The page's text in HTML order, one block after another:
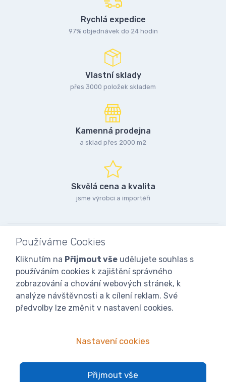
Rychlá expedice
97% objednávek do 24 hodin
Vlastní sklady
přes 3000 položek skladem
Kamenná prodejna
a sklad přes 2000 m2
Skvělá cena a kvalita
jsme výrobci a importéři
fanoušky: Včelařské potřeby - www.ivcelarstvi.cz
Používáme Cookies
Kliknutím na Přijmout vše udělujete souhlas s
používáním cookies k zajištění správného
zobrazování a chování webových stránek, k
analýze návštěvnosti a k cílení reklam. Své
předvolby lze změnit v nastavení cookies.
Nastavení cookies
Přijmout vše